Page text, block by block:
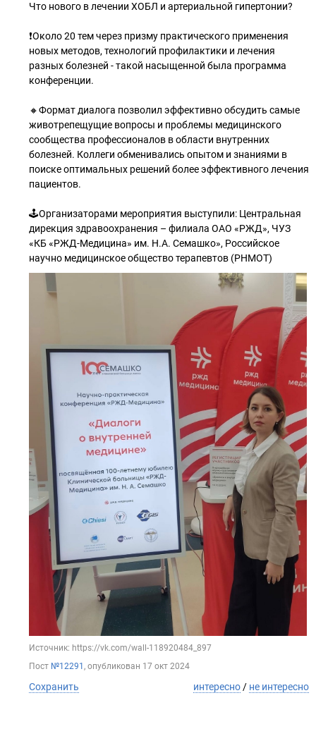
Что нового в лечении ХОБЛ и артериальной гипертонии?
❗Около 20 тем через призму практического применения
новых методов, технологий профилактики и лечения
разных болезней - такой насыщенной была программа
конференции.
🔸Формат диалога позволил эффективно обсудить самые
животрепещущие вопросы и проблемы медицинского
сообщества профессионалов в области внутренних
болезней. Коллеги обменивались опытом и знаниями в
поиске оптимальных решений более эффективного лечения
пациентов.
🕹Организаторами мероприятия выступили: Центральная
дирекция здравоохранения – филиала ОАО «РЖД», ЧУЗ
«КБ «РЖД-Медицина» им. Н.А. Семашко», Российское
научно медицинское общество терапевтов (РНМОТ)
Источник: https://vk.com/wall-118920484_897
Пост №12291 , опубликован 17 окт 2024
Сохранить интересно / не интересно